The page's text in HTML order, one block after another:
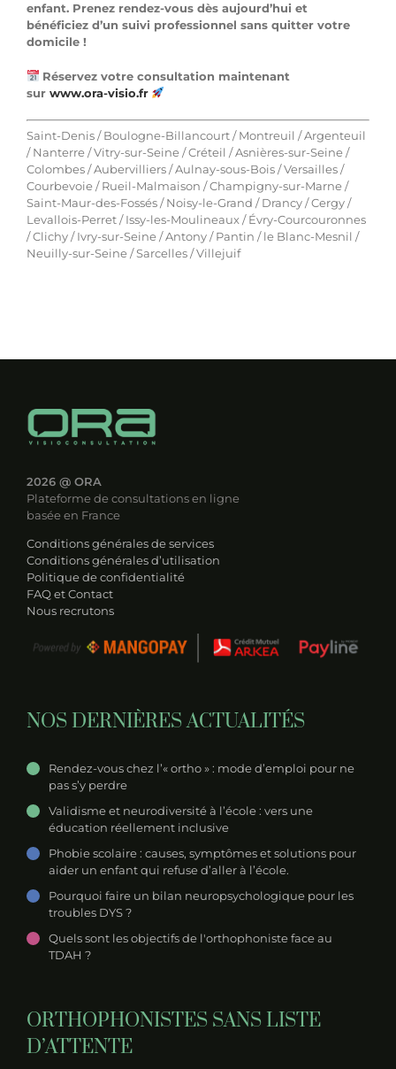
enfant. Prenez rendez-vous dès aujourd’hui et
bénéficiez d’un suivi professionnel sans quitter votre
domicile !
Réservez votre consultation maintenant
sur www.ora-visio.fr
Saint-Denis / Boulogne-Billancourt / Montreuil / Argenteuil
/ Nanterre / Vitry-sur-Seine / Créteil / Asnières-sur-Seine /
Colombes / Aubervilliers / Aulnay-sous-Bois / Versailles /
Courbevoie / Rueil-Malmaison / Champigny-sur-Marne /
Saint-Maur-des-Fossés / Noisy-le-Grand / Drancy / Cergy /
Levallois-Perret / Issy-les-Moulineaux / Évry-Courcouronnes
/ Clichy / Ivry-sur-Seine / Antony / Pantin / le Blanc-Mesnil /
Neuilly-sur-Seine / Sarcelles / Villejuif
2026 @ ORA
Plateforme de consultations en ligne
basée en France
Conditions générales de services
Conditions générales d’utilisation
Politique de confidentialité
FAQ et Contact
Nous recrutons
NOS DERNIÈRES ACTUALITÉS
Rendez-vous chez l’« ortho » : mode d’emploi pour ne
pas s’y perdre
Validisme et neurodiversité à l’école : vers une
éducation réellement inclusive
Phobie scolaire : causes, symptômes et solutions pour
aider un enfant qui refuse d’aller à l’école.
Pourquoi faire un bilan neuropsychologique pour les
troubles DYS ?
Quels sont les objectifs de l'orthophoniste face au
TDAH ?
ORTHOPHONISTES SANS LISTE
D’ATTENTE